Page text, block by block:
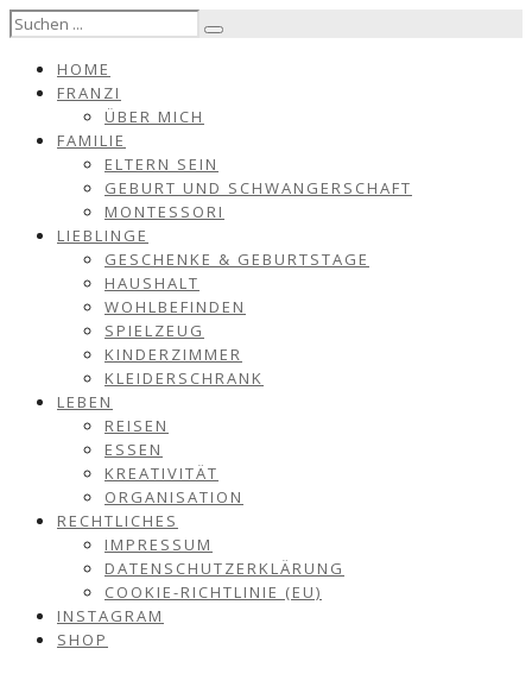
HOME
FRANZI
ÜBER MICH
FAMILIE
ELTERN SEIN
GEBURT UND SCHWANGERSCHAFT
MONTESSORI
LIEBLINGE
GESCHENKE & GEBURTSTAGE
HAUSHALT
WOHLBEFINDEN
SPIELZEUG
KINDERZIMMER
KLEIDERSCHRANK
LEBEN
REISEN
ESSEN
KREATIVITÄT
ORGANISATION
RECHTLICHES
IMPRESSUM
DATENSCHUTZERKLÄRUNG
COOKIE-RICHTLINIE (EU)
INSTAGRAM
SHOP